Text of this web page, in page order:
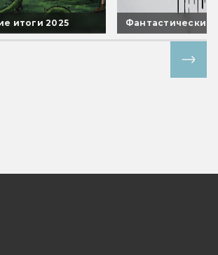
итоги 2025 Фантастические